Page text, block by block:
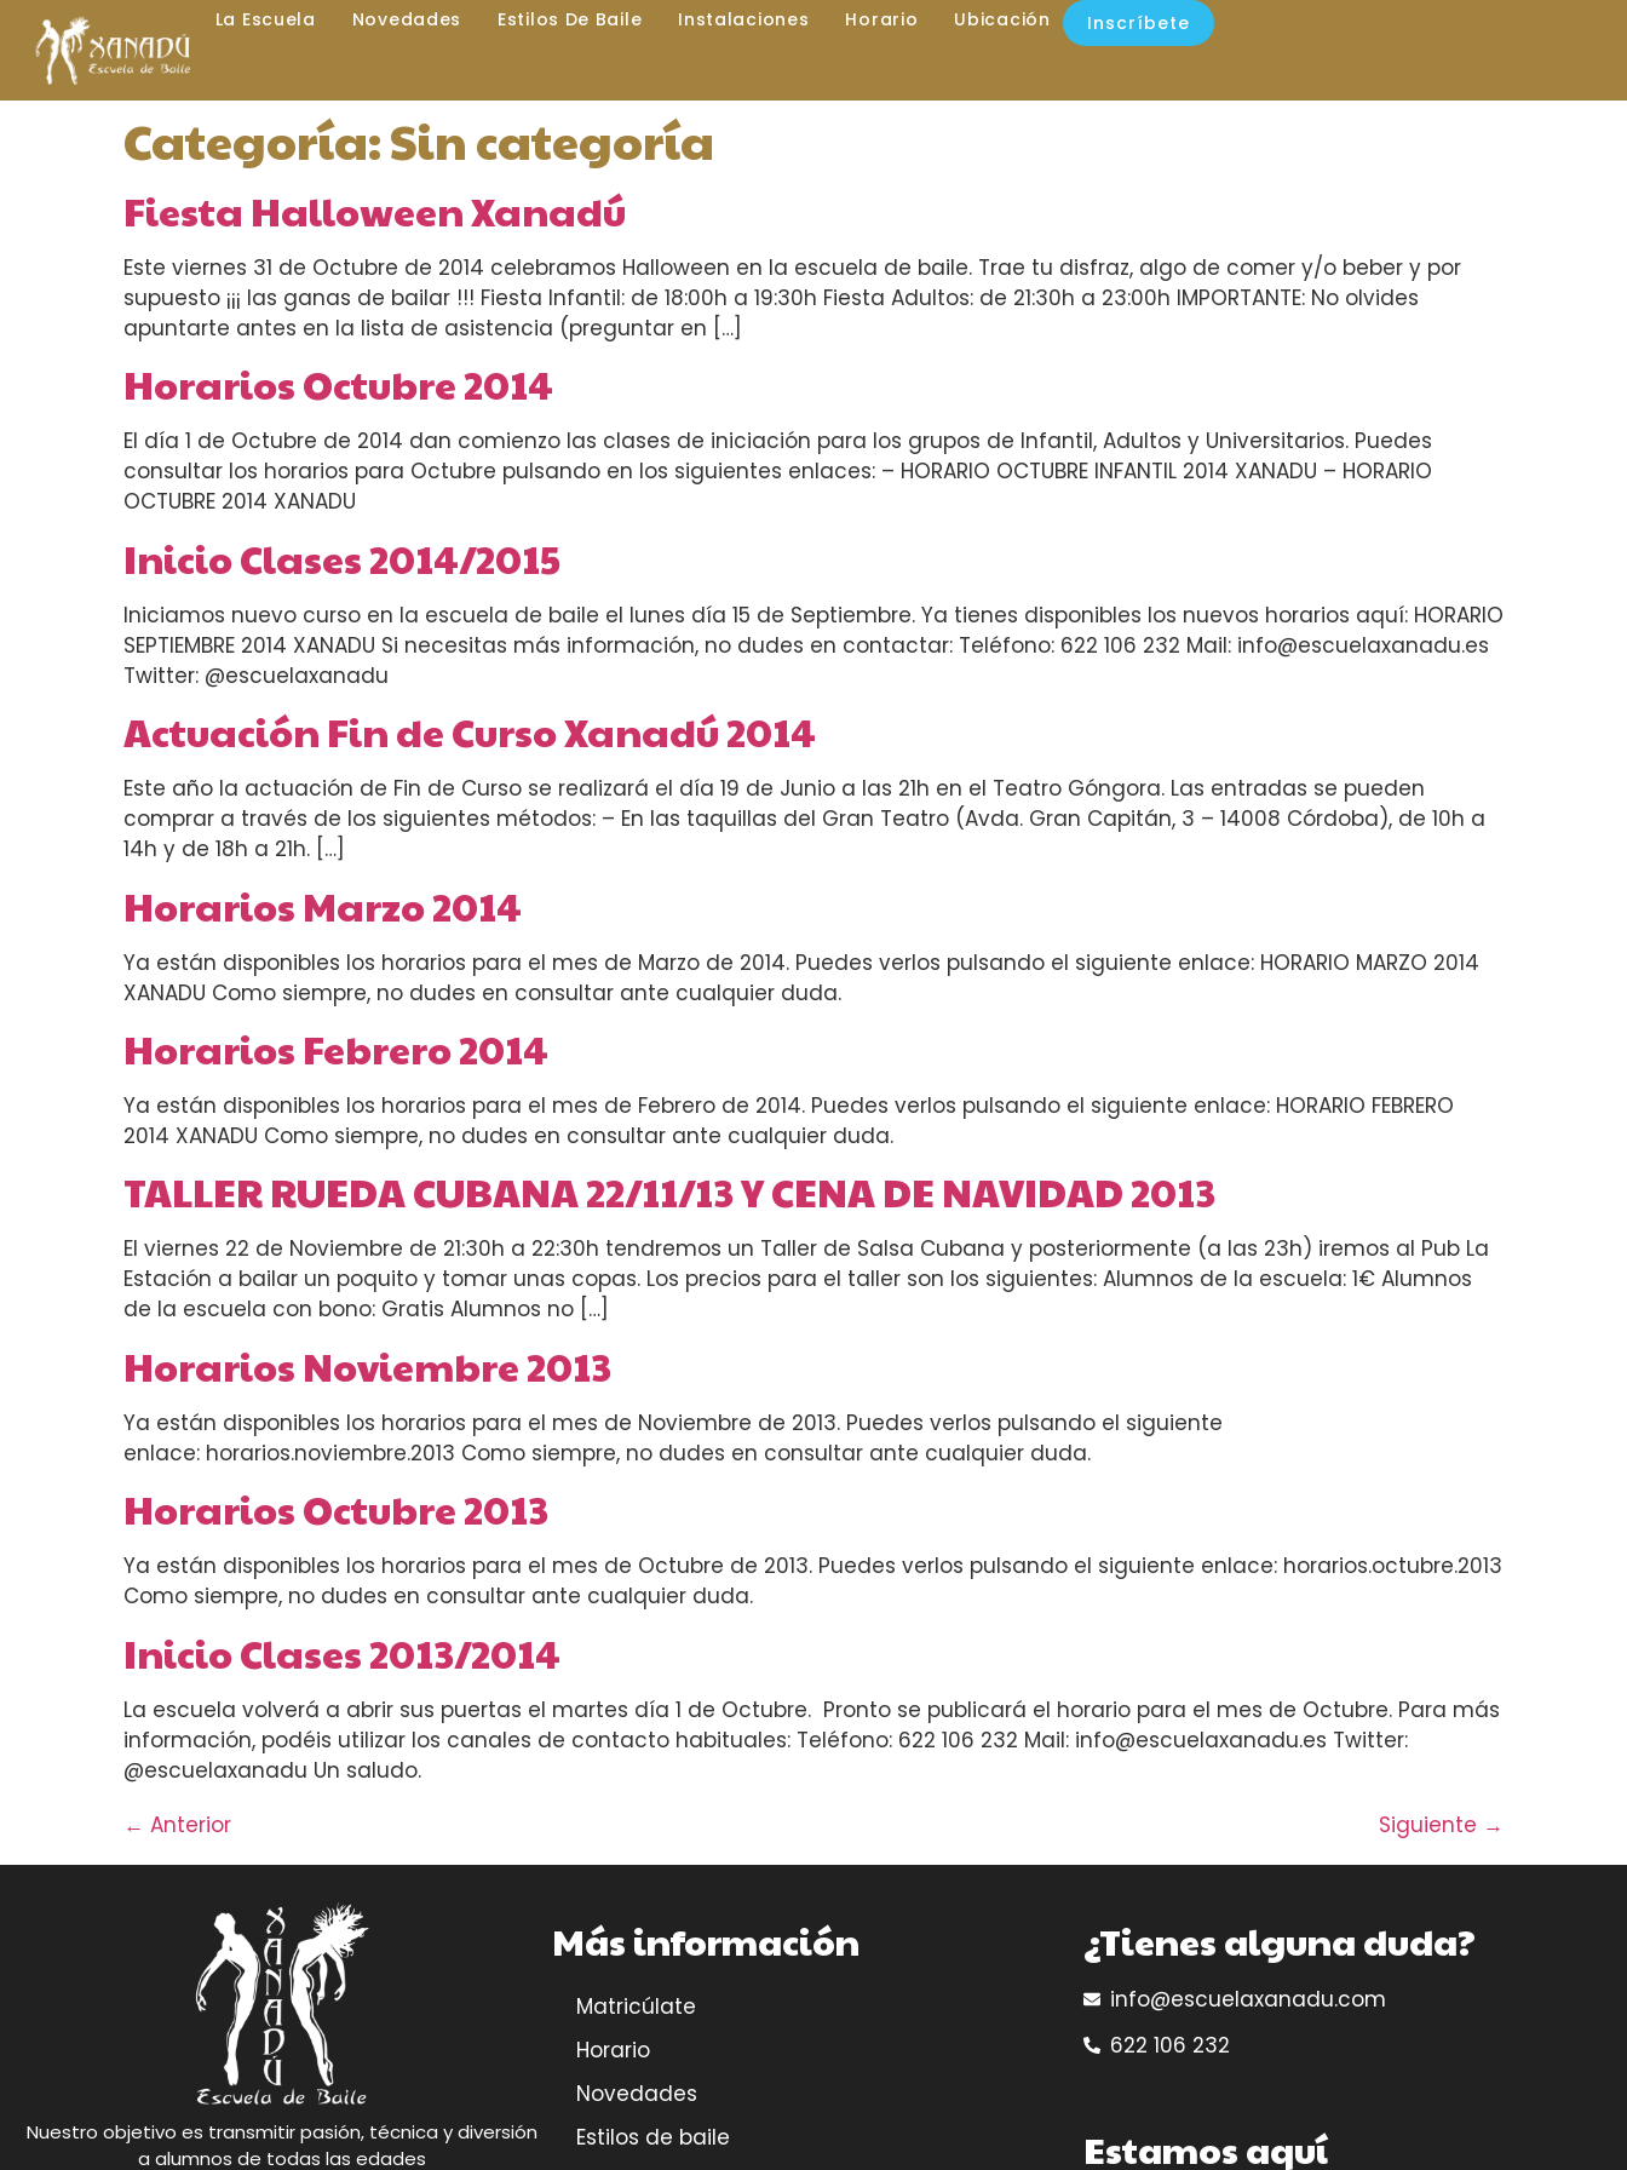
La Escuela Novedades Estilos De Baile Instalaciones Horario Ubicación Inscríbete
Categoría:Sin categoría
Fiesta Halloween Xanadú
Este viernes 31 de Octubre de 2014 celebramos Halloween en la escuela de baile. Trae tu disfraz, algo de comer y/o beber y por
supuesto ¡¡¡ las ganas de bailar !!! Fiesta Infantil: de 18:00h a 19:30h Fiesta Adultos: de 21:30h a 23:00h IMPORTANTE: No olvides
apuntarte antes en la lista de asistencia (preguntar en […]
Horarios Octubre 2014
El día 1 de Octubre de 2014 dan comienzo las clases de iniciación para los grupos de Infantil, Adultos y Universitarios. Puedes
consultar los horarios para Octubre pulsando en los siguientes enlaces: – HORARIO OCTUBRE INFANTIL 2014 XANADU – HORARIO
OCTUBRE 2014 XANADU
Inicio Clases 2014/2015
Iniciamos nuevo curso en la escuela de baile el lunes día 15 de Septiembre. Ya tienes disponibles los nuevos horarios aquí: HORARIO
SEPTIEMBRE 2014 XANADU Si necesitas más información, no dudes en contactar: Teléfono: 622 106 232 Mail: info@escuelaxanadu.es
Twitter: @escuelaxanadu
Actuación Fin de Curso Xanadú 2014
Este año la actuación de Fin de Curso se realizará el día 19 de Junio a las 21h en el Teatro Góngora. Las entradas se pueden
comprar a través de los siguientes métodos: – En las taquillas del Gran Teatro (Avda. Gran Capitán, 3 – 14008 Córdoba), de 10h a
14h y de 18h a 21h. […]
Horarios Marzo 2014
Ya están disponibles los horarios para el mes de Marzo de 2014. Puedes verlos pulsando el siguiente enlace: HORARIO MARZO 2014
XANADU Como siempre, no dudes en consultar ante cualquier duda.
Horarios Febrero 2014
Ya están disponibles los horarios para el mes de Febrero de 2014. Puedes verlos pulsando el siguiente enlace: HORARIO FEBRERO
2014 XANADU Como siempre, no dudes en consultar ante cualquier duda.
TALLER RUEDA CUBANA 22/11/13 Y CENA DE NAVIDAD 2013
El viernes 22 de Noviembre de 21:30h a 22:30h tendremos un Taller de Salsa Cubana y posteriormente (a las 23h) iremos al Pub La
Estación a bailar un poquito y tomar unas copas. Los precios para el taller son los siguientes: Alumnos de la escuela: 1€ Alumnos
de la escuela con bono: Gratis Alumnos no […]
Horarios Noviembre 2013
Ya están disponibles los horarios para el mes de Noviembre de 2013. Puedes verlos pulsando el siguiente
enlace: horarios.noviembre.2013 Como siempre, no dudes en consultar ante cualquier duda.
Horarios Octubre 2013
Ya están disponibles los horarios para el mes de Octubre de 2013. Puedes verlos pulsando el siguiente enlace: horarios.octubre.2013
Como siempre, no dudes en consultar ante cualquier duda.
Inicio Clases 2013/2014
La escuela volverá a abrir sus puertas el martes día 1 de Octubre. Pronto se publicará el horario para el mes de Octubre. Para más
información, podéis utilizar los canales de contacto habituales: Teléfono: 622 106 232 Mail: info@escuelaxanadu.es Twitter:
@escuelaxanadu Un saludo.
← Anterior Siguiente →
Nuestro objetivo es transmitir pasión, técnica y diversión
a alumnos de todas las edades
Más información
Matricúlate
Horario
Novedades
Estilos de baile
¿Tienes alguna duda?
info@escuelaxanadu.com
622 106 232
Estamos aquí